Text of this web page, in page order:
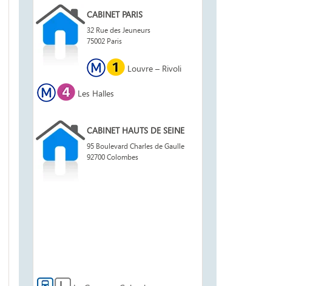
CABINET PARIS
32 Rue des Jeuneurs
75002 Paris
+
−
Louvre – Rivoli
Les Halles
CABINET HAUTS DE SEINE
95 Boulevard Charles de Gaulle
92700 Colombes